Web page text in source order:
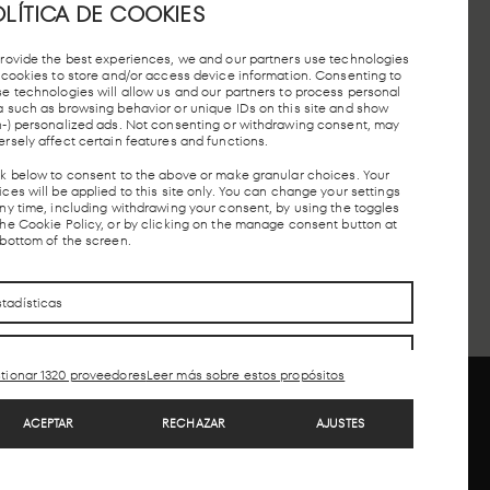
DE COOKIES
the best experiences, we and our partners use technologies
to store and/or access device information. Consenting to
technologies will allow us and our partners to process personal
such as browsing behavior or unique IDs on this site and show
) personalized ads. Not consenting or withdrawing consent, may
affect certain features and functions.
below to consent to the above or make granular choices. Your
will be applied to this site only. You can change your settings
time, including withdrawing your consent, by using the toggles
Cookie Policy, or by clicking on the manage consent button at
of the screen.
fuentes de información, Vincular diferentes
1320 proveedoresLeer más sobre estos propósitos
ACEPTAR RECHAZAR AJUSTES
ESTACIÓN
AUTOBUSES
PARADA
TAXIS
CONTACTO
CONTACTO